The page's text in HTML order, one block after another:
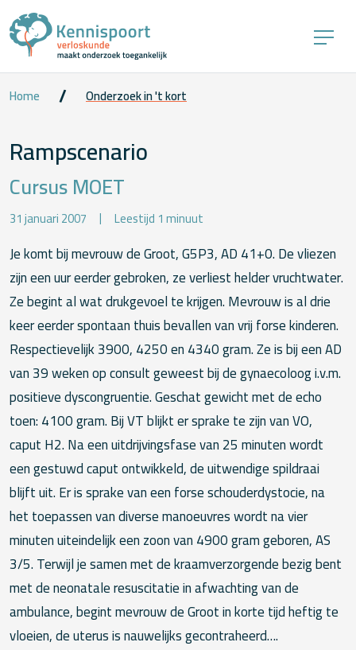
Home Onderzoek in 't kort
Rampscenario
Cursus MOET
31 januari 2007 Leestijd 1 minuut
Je komt bij mevrouw de Groot, G5P3, AD 41+0. De vliezen
zijn een uur eerder gebroken, ze verliest helder vruchtwater.
Ze begint al wat drukgevoel te krijgen. Mevrouw is al drie
keer eerder spontaan thuis bevallen van vrij forse kinderen.
Respectievelijk 3900, 4250 en 4340 gram. Ze is bij een AD
van 39 weken op consult geweest bij de gynaecoloog i.v.m.
positieve dyscongruentie. Geschat gewicht met de echo
toen: 4100 gram. Bij VT blijkt er sprake te zijn van VO,
caput H2. Na een uitdrijvingsfase van 25 minuten wordt
een gestuwd caput ontwikkeld, de uitwendige spildraai
blijft uit. Er is sprake van een forse schouderdystocie, na
het toepassen van diverse manoeuvres wordt na vier
minuten uiteindelijk een zoon van 4900 gram geboren, AS
3/5. Terwijl je samen met de kraamverzorgende bezig bent
met de neonatale resuscitatie in afwachting van de
ambulance, begint mevrouw de Groot in korte tijd heftig te
vloeien, de uterus is nauwelijks gecontraheerd….